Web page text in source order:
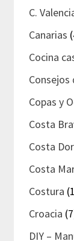
C.
Canarias
Cocina
Consejos
Copas y
Costa
Costa
Costa
Costura
Croacia
DIY –